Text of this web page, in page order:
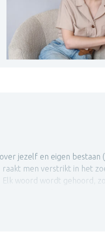
jezelf en eigen bestaan
men verstrikt in het
woord wordt gehoord,